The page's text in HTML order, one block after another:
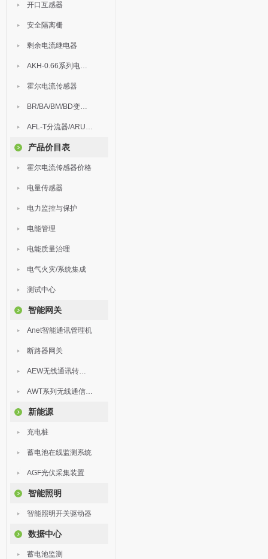
开口互感器
安全隔离栅
剩余电流继电器
AKH-0.66系列电流互感器
霍尔电流传感器
BR/BA/BM/BD变送器
AFL-T分流器/ARU浪涌保护器
产品价目表
霍尔电流传感器价格
电量传感器
电力监控与保护
电能管理
电能质量治理
电气火灾/系统集成
测试中心
智能网关
Anet智能通讯管理机
断路器网关
AEW无线通讯转换器
AWT系列无线通信终端
新能源
充电桩
蓄电池在线监测系统
AGF光伏采集装置
智能照明
智能照明开关驱动器
数据中心
蓄电池监测